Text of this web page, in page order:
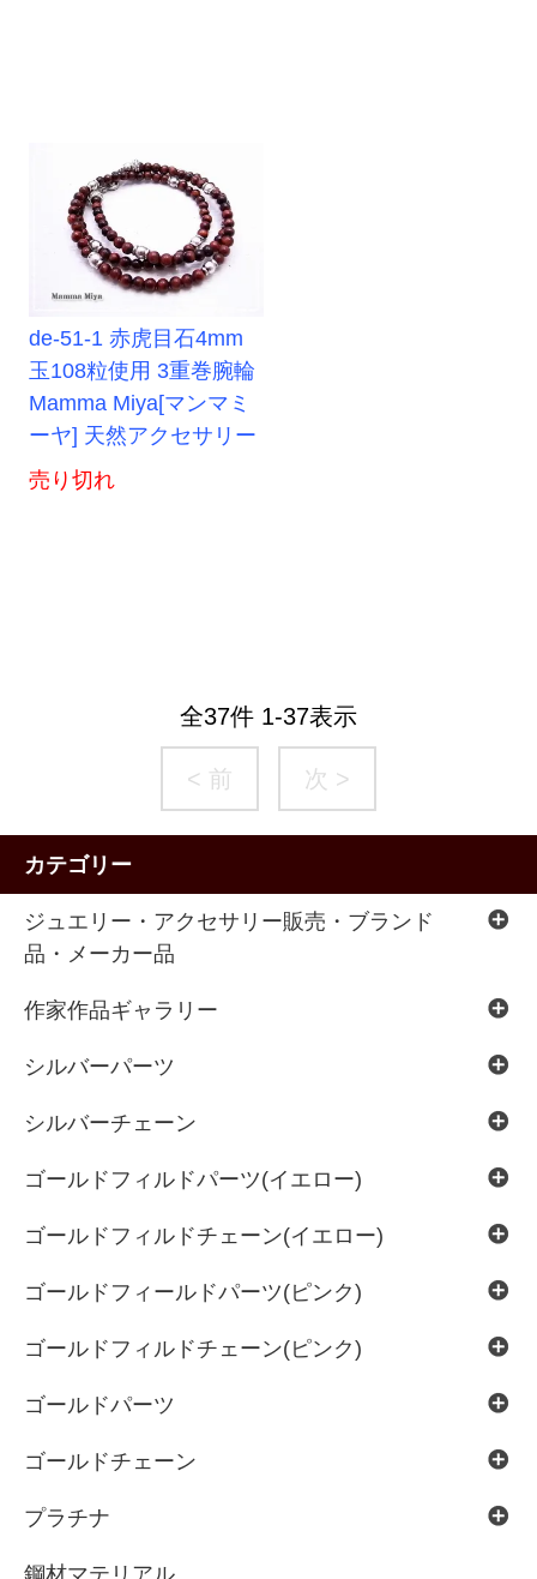
de-51-1 赤虎目石4mm
玉108粒使用 3重巻腕輪
Mamma Miya[マンマミ
ーヤ] 天然アクセサリー
売り切れ
全37件 1-37表示
< 前 次 >
カテゴリー
ジュエリー・アクセサリー販売・ブランド
品・メーカー品
作家作品ギャラリー
シルバーパーツ
シルバーチェーン
ゴールドフィルドパーツ(イエロー)
ゴールドフィルドチェーン(イエロー)
ゴールドフィールドパーツ(ピンク)
ゴールドフィルドチェーン(ピンク)
ゴールドパーツ
ゴールドチェーン
プラチナ